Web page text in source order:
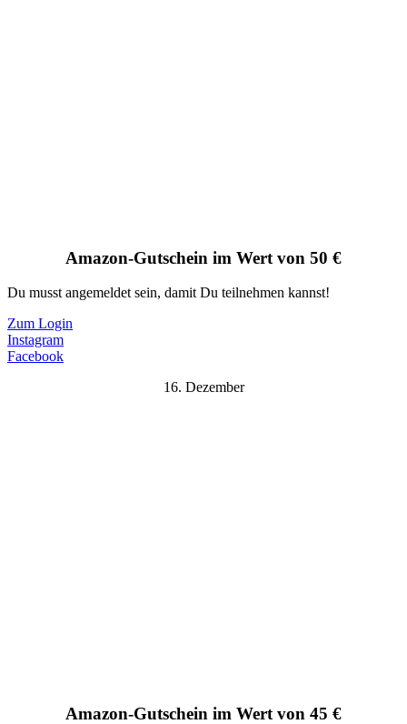
Amazon-Gutschein im Wert von 50 €
Du musst angemeldet sein, damit Du teilnehmen kannst!
Zum Login
Instagram
Facebook
16. Dezember
Amazon-Gutschein im Wert von 45 €